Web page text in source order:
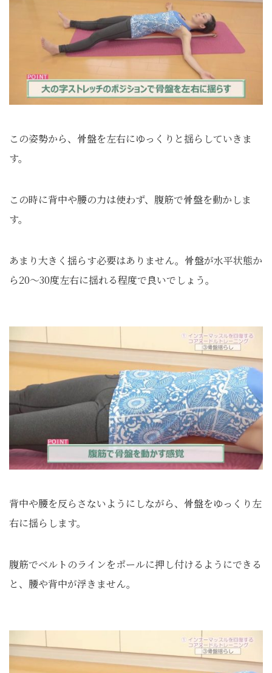
この姿勢から、骨盤を左右にゆっくりと揺らしていきま
す。
この時に背中や腰の力は使わず、腹筋で骨盤を動かしま
す。
あまり大きく揺らす必要はありません。骨盤が水平状態か
ら20～30度左右に揺れる程度で良いでしょう。
背中や腰を反らさないようにしながら、骨盤をゆっくり左
右に揺らします。
腹筋でベルトのラインをポールに押し付けるようにできる
と、腰や背中が浮きません。